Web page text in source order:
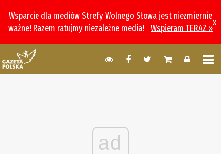
Wsparcie dla mediów Strefy Wolnego Słowa jest niezmiernie
ważne! Razem ratujmy niezależne media!
Wspieram TERAZ »
x
ad